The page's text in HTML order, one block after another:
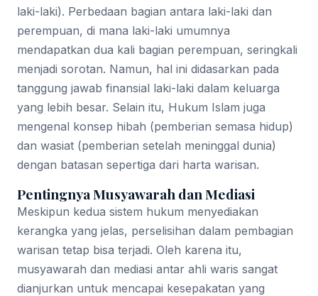
laki-laki). Perbedaan bagian antara laki-laki dan
perempuan, di mana laki-laki umumnya
mendapatkan dua kali bagian perempuan, seringkali
menjadi sorotan. Namun, hal ini didasarkan pada
tanggung jawab finansial laki-laki dalam keluarga
yang lebih besar. Selain itu, Hukum Islam juga
mengenal konsep hibah (pemberian semasa hidup)
dan wasiat (pemberian setelah meninggal dunia)
dengan batasan sepertiga dari harta warisan.
Pentingnya Musyawarah dan Mediasi
Meskipun kedua sistem hukum menyediakan
kerangka yang jelas, perselisihan dalam pembagian
warisan tetap bisa terjadi. Oleh karena itu,
musyawarah dan mediasi antar ahli waris sangat
dianjurkan untuk mencapai kesepakatan yang